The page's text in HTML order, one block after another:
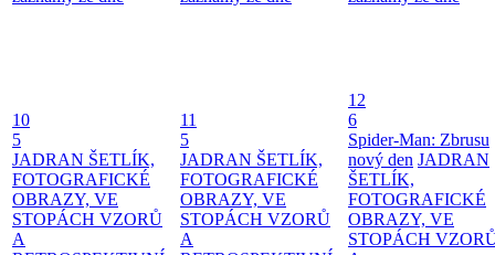
10
5
JADRAN ŠETLÍK,
FOTOGRAFICKÉ
OBRAZY, VE
STOPÁCH VZORŮ
A
11
5
JADRAN ŠETLÍK,
FOTOGRAFICKÉ
OBRAZY, VE
STOPÁCH VZORŮ
A
12
6
Spider-Man: Zbrusu
nový den JADRAN
ŠETLÍK,
FOTOGRAFICKÉ
OBRAZY, VE
STOPÁCH